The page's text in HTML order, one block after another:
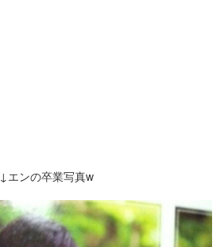
↓エンの卒業写真w